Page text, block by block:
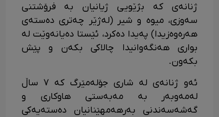
ژنانەی کە بژێویی ژیانیان بە فرۆشتنی
سەوزی، میوە و شیر (لەژێر چەتری دەستەی
هەرەوەزیدا) پەیدا دەکرد، ئێستا دەیانەوێت لە
بواری هەنگەوانیدا چالاکی بکەن و پێش
بکەون.
ئەو ژنانەی لە شاری جۆلەمێرگ کە ٧ ساڵ
لەمەوبەر بە مەبەستی هاوکاری و
گەشەسەندنی بەرهەمهێنانیان دەستەیەکی